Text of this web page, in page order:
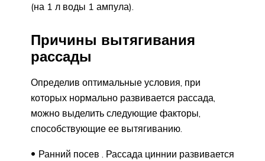
(на 1 л воды 1 ампула).
Причины вытягивания
рассады
Определив оптимальные условия, при
которых нормально развивается рассада,
можно выделить следующие факторы,
способствующие ее вытягиванию.
Ранний посев . Рассада циннии развивается